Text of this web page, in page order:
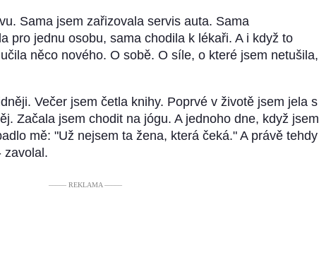
Sama jsem zařizovala servis auta. Sama
pro jednu osobu, sama chodila k lékaři. A i když to
něco nového. O sobě. O síle, o které jsem netušila,
Večer jsem četla knihy. Poprvé v životě jsem jela s
Začala jsem chodit na jógu. A jednoho dne, když jsem
mě: "Už nejsem ta žena, která čeká." A právě tehdy
zavolal.
––––– REKLAMA –––––